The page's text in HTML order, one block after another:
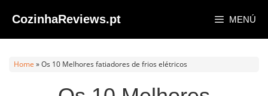
contenido
CozinhaReviews.pt MENÚ
Home »Os 10 Melhores fatiadores de frios elétricos